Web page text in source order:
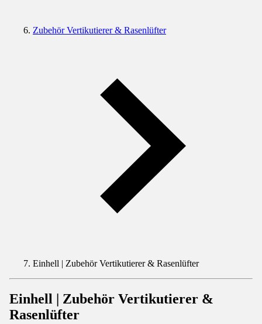
Zubehör Vertikutierer & Rasenlüfter
Einhell | Zubehör Vertikutierer & Rasenlüfter
Einhell | Zubehör Vertikutierer &
Rasenlüfter